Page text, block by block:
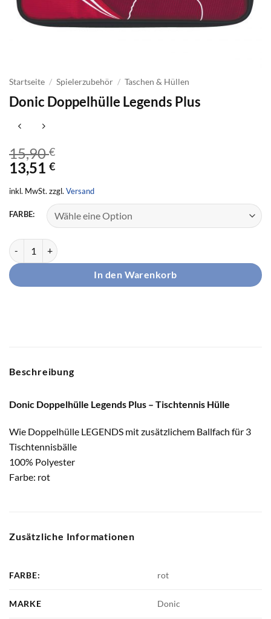
Startseite / Spielerzubehör / Taschen & Hüllen
Donic Doppelhülle Legends Plus
15,90€
13,51 €
inkl. MwSt. zzgl. Versand
FARBE:
Donic Doppelhülle Legends Plus Menge
In den Warenkorb
Beschreibung
Donic Doppelhülle Legends Plus – Tischtennis Hülle
Wie Doppelhülle LEGENDS mit zusätzlichem Ballfach für 3
Tischtennisbälle
100% Polyester
Farbe: rot
Zusätzliche Informationen
FARBE: rot
MARKE Donic